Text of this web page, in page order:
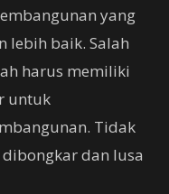
yang
lebih baik. Salah
harus memiliki
untuk
Tidak
dan lusa